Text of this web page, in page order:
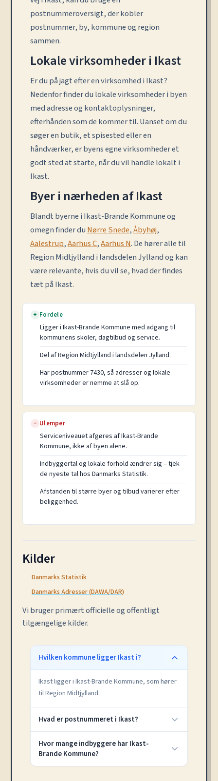
postnummeroversigt, der kobler
postnummer, by, kommune og region
sammen.
Lokale virksomheder i Ikast
Er du på jagt efter en virksomhed i Ikast?
Nedenfor finder du lokale virksomheder i byen
med adresse og kontaktoplysninger,
efterhånden som de kommer til. Uanset om du
søger en butik, et spisested eller en
håndværker, er byens egne virksomheder et
godt sted at starte, når du vil handle lokalt i
Ikast.
Byer i nærheden af Ikast
Blandt byerne i Ikast-Brande Kommune og
omegn finder duNørre Snede,Åbyhøj,
Aalestrup,Aarhus C,Aarhus N. De hører alle til
Region Midtjylland i landsdelen Jylland og kan
være relevante, hvis du vil se, hvad der findes
tæt på Ikast.
+ Fordele
Ligger i Ikast-Brande Kommune med adgang til
kommunens skoler, dagtilbud og service.
Del af Region Midtjylland i landsdelen Jylland.
Har postnummer 7430, så adresser og lokale
virksomheder er nemme at slå op.
− Ulemper
Serviceniveauet afgøres af Ikast-Brande
Kommune, ikke af byen alene.
Indbyggertal og lokale forhold ændrer sig – tjek
de nyeste tal hos Danmarks Statistik.
Afstanden til større byer og tilbud varierer efter
beliggenhed.
Kilder
Danmarks Statistik
Danmarks Adresser (DAWA/DAR)
Vi bruger primært officielle og offentligt
tilgængelige kilder.
Hvilken kommune ligger Ikast i?
Ikast ligger i Ikast-Brande Kommune, som hører
til Region Midtjylland.
Hvad er postnummeret i Ikast?
Hvor mange indbyggere har Ikast-
Brande Kommune?